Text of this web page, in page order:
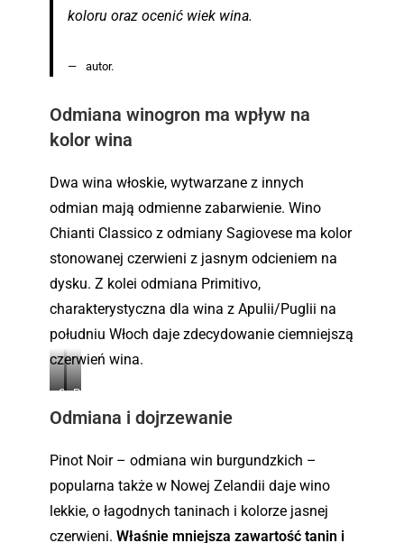
koloru oraz ocenić wiek wina.
autor.
Odmiana winogron ma wpływ na
kolor wina
Dwa wina włoskie, wytwarzane z innych
odmian mają odmienne zabarwienie. Wino
Chianti Classico z odmiany Sagiovese ma kolor
stonowanej czerwieni z jasnym odcieniem na
dysku. Z kolei odmiana Primitivo,
charakterystyczna dla wina z Apulii/Puglii na
południu Włoch daje zdecydowanie ciemniejszą
czerwień wina.
S
a
g
v
e
P
r
m
i
v
Odmiana i dojrzewanie
Pinot Noir – odmiana win burgundzkich –
popularna także w Nowej Zelandii daje wino
lekkie, o łagodnych taninach i kolorze jasnej
czerwieni. Właśnie mniejsza zawartość tanin i